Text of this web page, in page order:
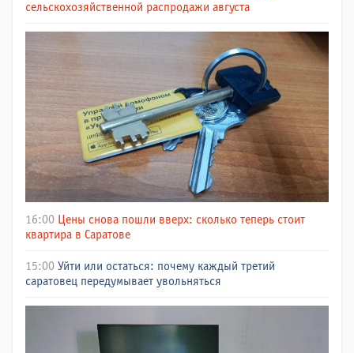
сельскохозяйственной распродажи августа
16:00 Цены снова пошли вверх: сколько теперь стоит
квартира в Саратове
15:00 Уйти или остаться: почему каждый третий
саратовец передумывает увольняться